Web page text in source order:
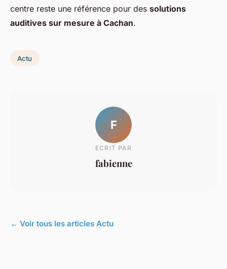
centre reste une référence pour des solutions
auditives sur mesure à Cachan.
Actu
F
ECRIT PAR
fabienne
← Voir tous les articles Actu